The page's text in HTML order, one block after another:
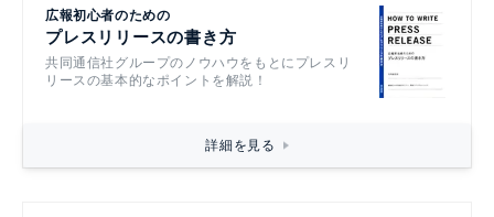
広報初心者のための
プレスリリースの書き方
共同通信社グループのノウハウをもとにプレスリ
リースの基本的なポイントを解説！
詳細を見る